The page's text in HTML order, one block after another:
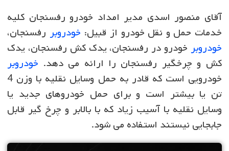
آقای منصور اسدی مدیر امداد خودرو رفسنجان کلیه
خدمات حمل و نقل خودرو از قبیل: خودروبر رفسنجان،
خودروبر خودرو در رفسنجان، یدک کش رفسنجان، یدک
کش و چرخگیر رفسنجان را ارائه می دهد. خودروبر
خودرویی است که قادر به حمل وسایل نقلیه با وزن 4
تن یا بیشتر است و برای حمل خودروهای جدید یا
وسایل نقلیه با آسیب زیاد که با بالابر و چرخ گیر قابل
جابجایی نیستند استفاده می شود.